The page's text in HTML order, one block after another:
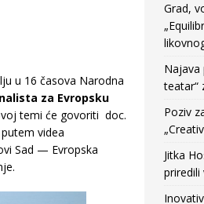
u 16 časova Narodna
za Evropsku
temi će govoriti doc.
videa
Sad — Evropska
Grad,
Najava
teatar“
Poziv
Jitka
priredili